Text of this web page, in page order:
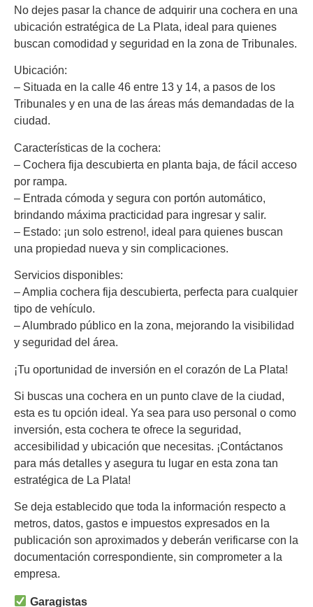
No dejes pasar la chance de adquirir una cochera en una
ubicación estratégica de La Plata, ideal para quienes
buscan comodidad y seguridad en la zona de Tribunales.
Ubicación:
– Situada en la calle 46 entre 13 y 14, a pasos de los
Tribunales y en una de las áreas más demandadas de la
ciudad.
Características de la cochera:
– Cochera fija descubierta en planta baja, de fácil acceso
por rampa.
– Entrada cómoda y segura con portón automático,
brindando máxima practicidad para ingresar y salir.
– Estado: ¡un solo estreno!, ideal para quienes buscan
una propiedad nueva y sin complicaciones.
Servicios disponibles:
– Amplia cochera fija descubierta, perfecta para cualquier
tipo de vehículo.
– Alumbrado público en la zona, mejorando la visibilidad
y seguridad del área.
¡Tu oportunidad de inversión en el corazón de La Plata!
Si buscas una cochera en un punto clave de la ciudad,
esta es tu opción ideal. Ya sea para uso personal o como
inversión, esta cochera te ofrece la seguridad,
accesibilidad y ubicación que necesitas. ¡Contáctanos
para más detalles y asegura tu lugar en esta zona tan
estratégica de La Plata!
Se deja establecido que toda la información respecto a
metros, datos, gastos e impuestos expresados en la
publicación son aproximados y deberán verificarse con la
documentación correspondiente, sin comprometer a la
empresa.
Garagistas